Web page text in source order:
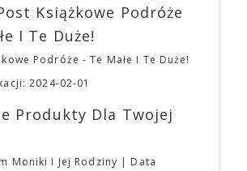
Książkowe Podróże
I Te Duże!
Podróże - Te Małe I Te Duże!
2024-02-01
Produkty Dla Twojej
Moniki I Jej Rodziny
Data